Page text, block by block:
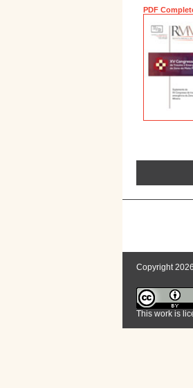
PDF
Copyright
This work is